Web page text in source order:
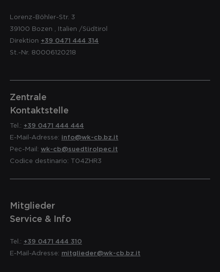
Lorenz-Böhler-Str. 3
39100 Bozen Italien /Südtirol
Direktion +39 0471 444 314
St.-Nr. 80006120218
Zentrale
Kontaktstelle
Tel.: +39 0471 444 444
E-Mail-Adresse: info@wk-cb.bz.it
Pec-Mail: wk-cb@suedtirolpec.it
Codice destinario: T04ZHR3
Mitglieder
Service & Info
Tel.: +39 0471 444 310
E-Mail-Adresse: mitglieder@wk-cb.bz.it